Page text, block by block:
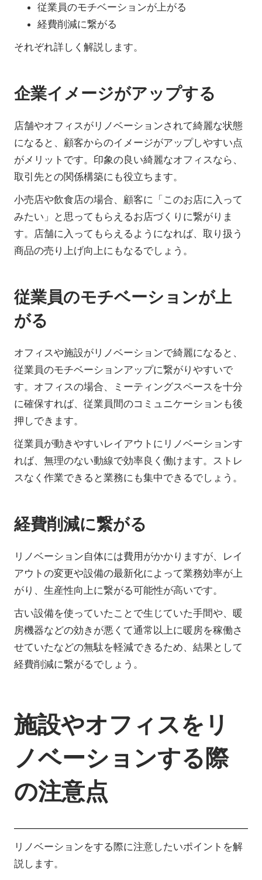
従業員のモチベーションが上がる
経費削減に繋がる
それぞれ詳しく解説します。
企業イメージがアップする
店舗やオフィスがリノベーションされて綺麗な状態
になると、顧客からのイメージがアップしやすい点
がメリットです。印象の良い綺麗なオフィスなら、
取引先との関係構築にも役立ちます。
小売店や飲食店の場合、顧客に「このお店に入って
みたい」と思ってもらえるお店づくりに繋がりま
す。店舗に入ってもらえるようになれば、取り扱う
商品の売り上げ向上にもなるでしょう。
従業員のモチベーションが上
がる
オフィスや施設がリノベーションで綺麗になると、
従業員のモチベーションアップに繋がりやすいで
す。オフィスの場合、ミーティングスペースを十分
に確保すれば、従業員間のコミュニケーションも後
押しできます。
従業員が動きやすいレイアウトにリノベーションす
れば、無理のない動線で効率良く働けます。ストレ
スなく作業できると業務にも集中できるでしょう。
経費削減に繋がる
リノベーション自体には費用がかかりますが、レイ
アウトの変更や設備の最新化によって業務効率が上
がり、生産性向上に繋がる可能性が高いです。
古い設備を使っていたことで生じていた手間や、暖
房機器などの効きが悪くて通常以上に暖房を稼働さ
せていたなどの無駄を軽減できるため、結果として
経費削減に繋がるでしょう。
施設やオフィスをリ
ノベーションする際
の注意点
リノベーションをする際に注意したいポイントを解
説します。